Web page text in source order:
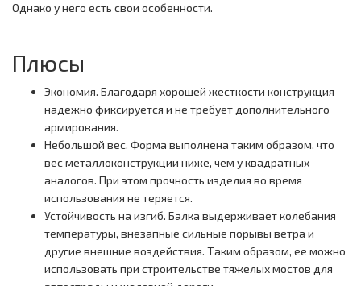
Однако у него есть свои особенности.
Плюсы
Экономия. Благодаря хорошей жесткости конструкция
надежно фиксируется и не требует дополнительного
армирования.
Небольшой вес. Форма выполнена таким образом, что
вес металлоконструкции ниже, чем у квадратных
аналогов. При этом прочность изделия во время
использования не теряется.
Устойчивость на изгиб. Балка выдерживает колебания
температуры, внезапные сильные порывы ветра и
другие внешние воздействия. Таким образом, ее можно
использовать при строительстве тяжелых мостов для